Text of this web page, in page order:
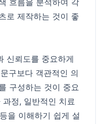
흐름을 분석하여 각
로 제작하는 것이 좋
신뢰도를 중요하게
구보다 객관적인 의
구성하는 것이 중요
정, 일반적인 치료
을 이해하기 쉽게 설